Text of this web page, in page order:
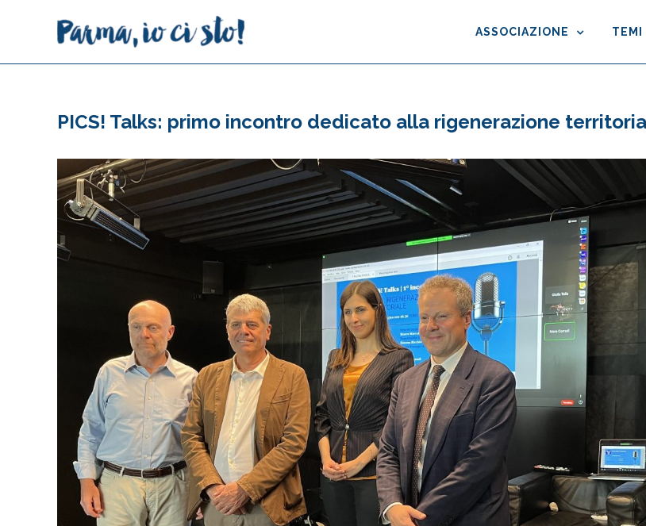
contenuto
ASSOCIAZIONE TEMI
PICS! Talks: primo incontro dedicato alla rigenerazione
Ingrandisci
immagine